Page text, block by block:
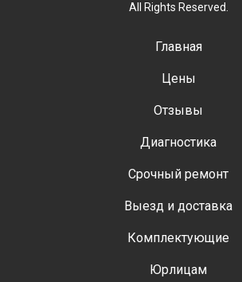
All Rights Reserved.
Главная
Цены
Отзывы
Диагностика
Срочный ремонт
Выезд и доставка
Комплектующие
Юрлицам